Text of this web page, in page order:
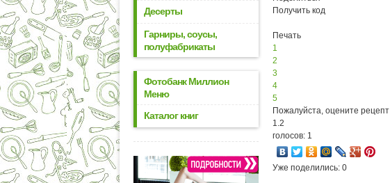
Десерты
Гарниры, соусы,
полуфабрикаты
Фотобанк Миллион
Меню
Каталог книг
Получить код
Печать
1
2
3
4
5
Пожалуйста, оцените рецепт
1.2
голосов: 1
Уже поделились: 0